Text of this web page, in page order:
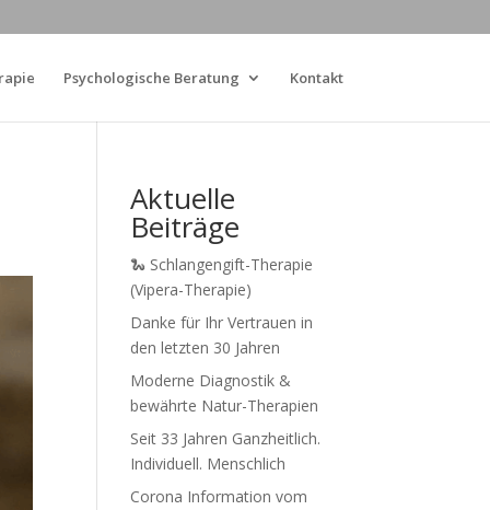
Psychologische Beratung Kontakt
Aktuelle
Beiträge
🐍 Schlangengift-Therapie
(Vipera-Therapie)
Danke für Ihr Vertrauen in
den letzten 30 Jahren
Moderne Diagnostik &
bewährte Natur-Therapien
Seit 33 Jahren Ganzheitlich.
Individuell. Menschlich
Corona Information vom